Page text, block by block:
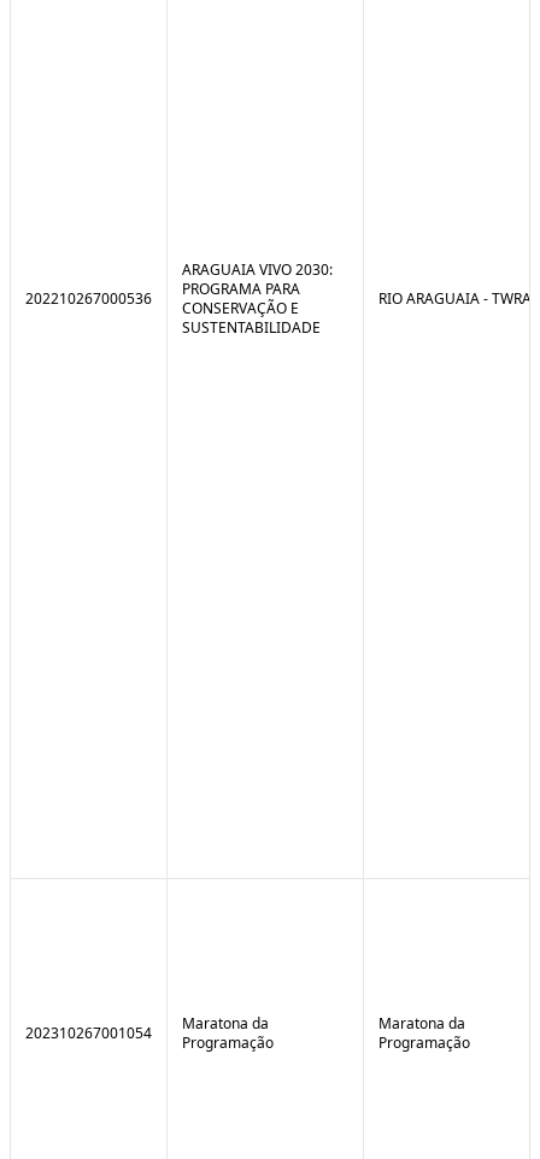
202210267000536
ARAGUAIA VIVO 2030:
PROGRAMA PARA
CONSERVAÇÃO E
SUSTENTABILIDADE
RIO ARAGUAIA - TWRA
202310267001054
Maratona da
Programação
Maratona da
Programação